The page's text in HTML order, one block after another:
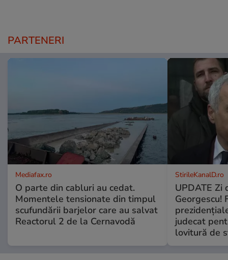
PARTENERI
Mediafax.ro
O parte din cabluri au cedat.
Momentele tensionate din timpul
scufundării barjelor care au salvat
Reactorul 2 de la Cernavodă
StirileKanalD.ro
UPDATE Zi
Georgescu!
judecat
lovitură de